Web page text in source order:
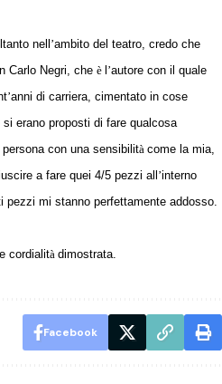
nell ’ambito del teatro, credo che
Carlo Negri, che è ’autore con il quale
’anni di carriera, cimentato in cose
erano proposti di fare qualcosa
con una sensibilità come la mia,
a fare quei 4/5 pezzi all ’interno
mi stanno perfettamente addosso.
cordialità dimostrata.
Facebook